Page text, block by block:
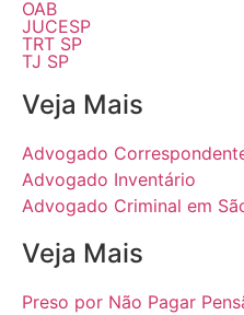
OAB
JUCESP
TRT SP
TJ SP
Veja Mais
Advogado
Advogado Inventário
Advogado Criminal em
Veja Mais
Preso por Não Pagar